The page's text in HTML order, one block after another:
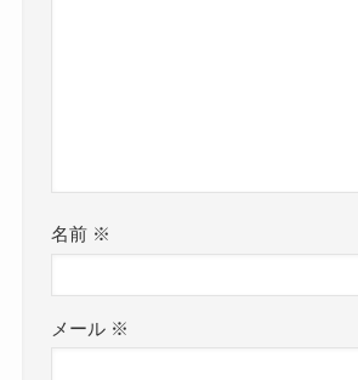
名前 ※
メール ※